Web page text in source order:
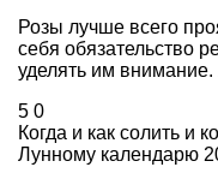
Розы лучше всего
себя обязательство
уделять им
5 0
Когда и как солить и
Лунному календарю